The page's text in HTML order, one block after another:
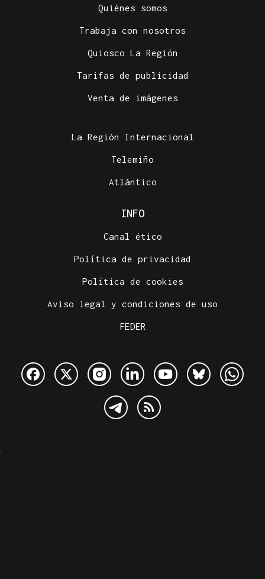
Quiénes somos
Trabaja con nosotros
Quiosco La Región
Tarifas de publicidad
Venta de imágenes
La Región Internacional
Telemiño
Atlántico
INFO
Canal ético
Política de privacidad
Política de cookies
Aviso legal y condiciones de uso
FEDER